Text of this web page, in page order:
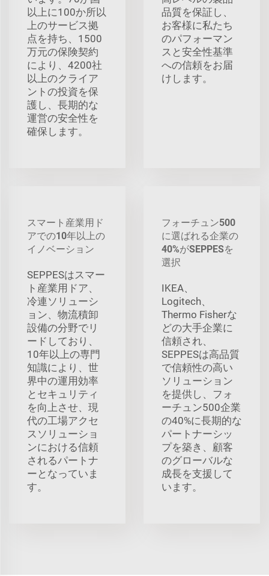
以上に100か所以
上のサービス拠
点を持ち、1500
万元の保険契約
により、4200社
以上のクライア
ントの投資を保
護し、長期的な
運営の安全性を
確保します。
品質を保証し、
お客様に私たち
のパフォーマン
スと安全性基準
への信頼をお届
けします。
スマート産業用ド
アでの10年以上の
イノベーション
SEPPESはスマー
ト産業用ドア、
冷連ソリューシ
ョン、物流積卸
設備の分野でリ
ードしており、
10年以上の専門
知識により、世
界中の運用効率
とセキュリティ
を向上させ、現
代の工場アクセ
スソリューショ
ンにおける信頼
されるパートナ
ーとなっていま
す。
フォーチュン500
に選ばれる企業の
40%がSEPPESを
選択
IKEA、
Logitech、
Thermo Fisherな
どの大手企業に
信頼され、
SEPPESは高品質
で信頼性の高い
ソリューション
を提供し、フォ
ーチュン500企業
の40%に長期的な
パートナーシッ
プを築き、顧客
のグローバルな
成長を支援して
います。